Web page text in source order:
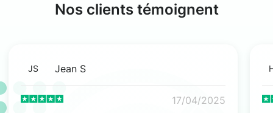
Nos clients témoignent
JS Jean S
17/04/2025